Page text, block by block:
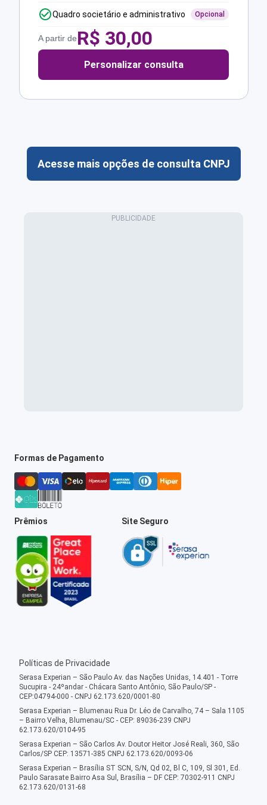
Quadro societário e administrativo Opcional
A partir deR$ 30,00
Personalizar consulta
Acesse mais opções de consulta CNPJ
Formas de Pagamento
Prêmios Site Seguro
Políticas de Privacidade
Serasa Experian – São Paulo Av. das Nações Unidas, 14.401 - Torre
Sucupira - 24ºandar - Chácara Santo Antônio, São Paulo/SP -
CEP:04794-000 - CNPJ 62.173.620/0001-80
Serasa Experian – Blumenau Rua Dr. Léo de Carvalho, 74 – Sala 1105
– Bairro Velha, Blumenau/SC - CEP: 89036-239 CNPJ
62.173.620/0104-95
Serasa Experian – São Carlos Av. Doutor Heitor José Reali, 360, São
Carlos/SP CEP: 13571-385 CNPJ 62.173.620/0093-06
Serasa Experian – Brasília ST SCN, S/N, Qd 02, Bl C, 109, Sl 301, Ed.
Paulo Sarasate Bairro Asa Sul, Brasília – DF CEP: 70302-911 CNPJ
62.173.620/0131-68